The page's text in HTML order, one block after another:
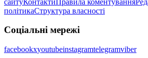
політикаСтруктура власності
Соціальні мережі
facebookxyoutubeinstagramtelegramviber